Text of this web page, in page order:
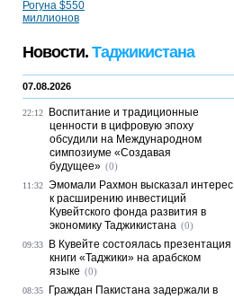
Новости. Таджикистана
07.08.2026
22:12
Воспитание и традиционные
ценности в цифровую эпоху
обсудили на Международном
симпозиуме «Создавая
будущее» (0)
11:32 Эмомали Рахмон высказал интерес
к расширению инвестиций
Кувейтского фонда развития в
экономику Таджикистана (0)
09:33
В Кувейте состоялась презентация
книги «Таджики» на арабском
языке (0)
08:35
Граждан Пакистана задержали в